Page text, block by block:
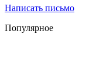
Написать письмо
Популярное